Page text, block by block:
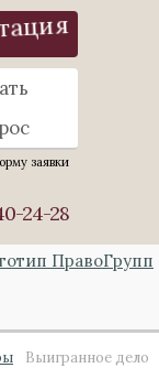
заявки
24-28
Выигранное дело